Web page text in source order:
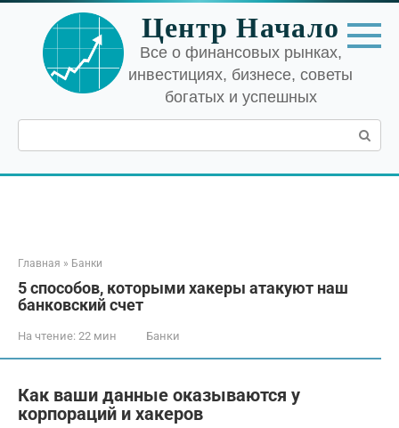
Перейти
контенту
Центр Начало
Все о финансовых рынках,
инвестициях, бизнесе, советы
богатых и успешных
Поиск:
Главная » Банки
5 способов, которыми хакеры атакуют наш
банковский счет
На чтение: 22 мин Банки
Как ваши данные оказываются у
корпораций и хакеров